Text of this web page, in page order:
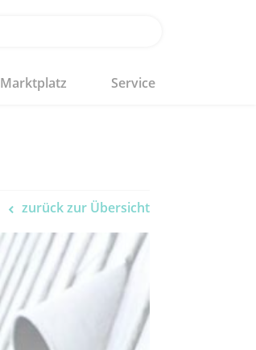
Marktplatz Service
zurück zur Übersicht